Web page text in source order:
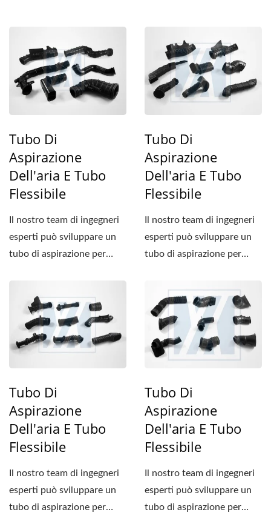
Tubo Di
Aspirazione
Dell'aria E Tubo
Flessibile
Il nostro team di ingegneri
esperti può sviluppare un
tubo di aspirazione per
Tubo Di
Aspirazione
Dell'aria E Tubo
Flessibile
Il nostro team di ingegneri
esperti può sviluppare un
tubo di aspirazione per
Tubo Di
Aspirazione
Dell'aria E Tubo
Flessibile
Il nostro team di ingegneri
esperti può sviluppare un
tubo di aspirazione per
Tubo Di
Aspirazione
Dell'aria E Tubo
Flessibile
Il nostro team di ingegneri
esperti può sviluppare un
tubo di aspirazione per